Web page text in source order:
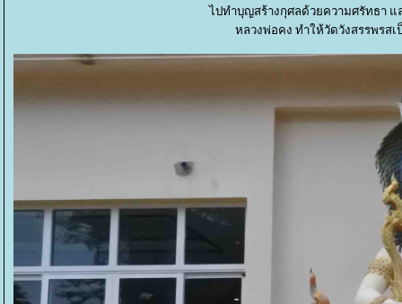
ไปทำบุญสร้างกุศลด้วยความศรัทธา
หลวงพ่อคง ทำให้วัดวังสรรพรส